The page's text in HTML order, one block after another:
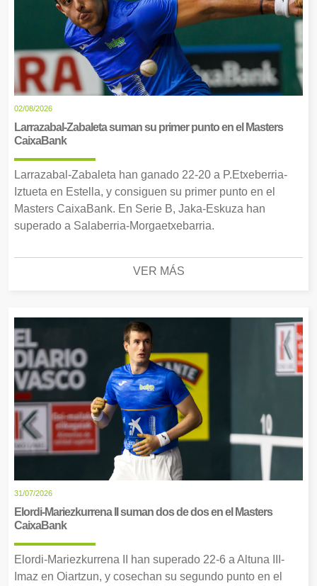
02/08/2026
Larrazabal-Zabaleta suman su primer punto en el Masters
CaixaBank
Larrazabal-Zabaleta han ganado 22-20 a P.Etxeberria-
Iztueta en Estella, y consiguen su primer punto en el
Masters CaixaBank. En Serie B, Jaka-Eskuza han
superado a Salaberria-Morgaetxebarria.
VER MÁS
31/07/2026
Elordi-Mariezkurrena II suman dos de dos en el Masters
CaixaBank
Elordi-Mariezkurrena II han superado 22-6 a Altuna III-
Imaz en Oiartzun, y cosechan su segundo punto en el